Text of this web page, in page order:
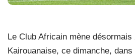
Le Club Africain mène
Kairouanaise, ce dimanche,